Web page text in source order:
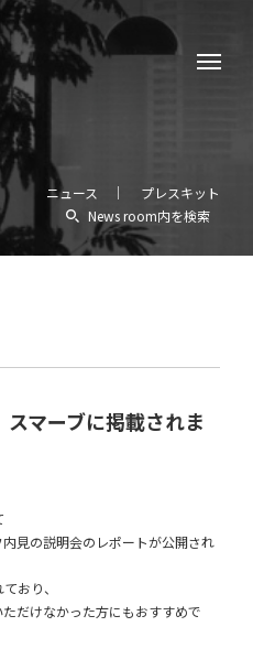
ニュース
プレスキット
News room内を検索
マーブに掲載されま
見の説明会のレポートが公開され
おり、
だけなかった方にもおすすめで